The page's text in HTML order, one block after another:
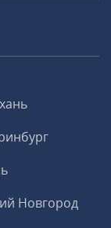
Новгород